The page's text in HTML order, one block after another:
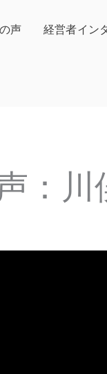
声 経営者イン
：川